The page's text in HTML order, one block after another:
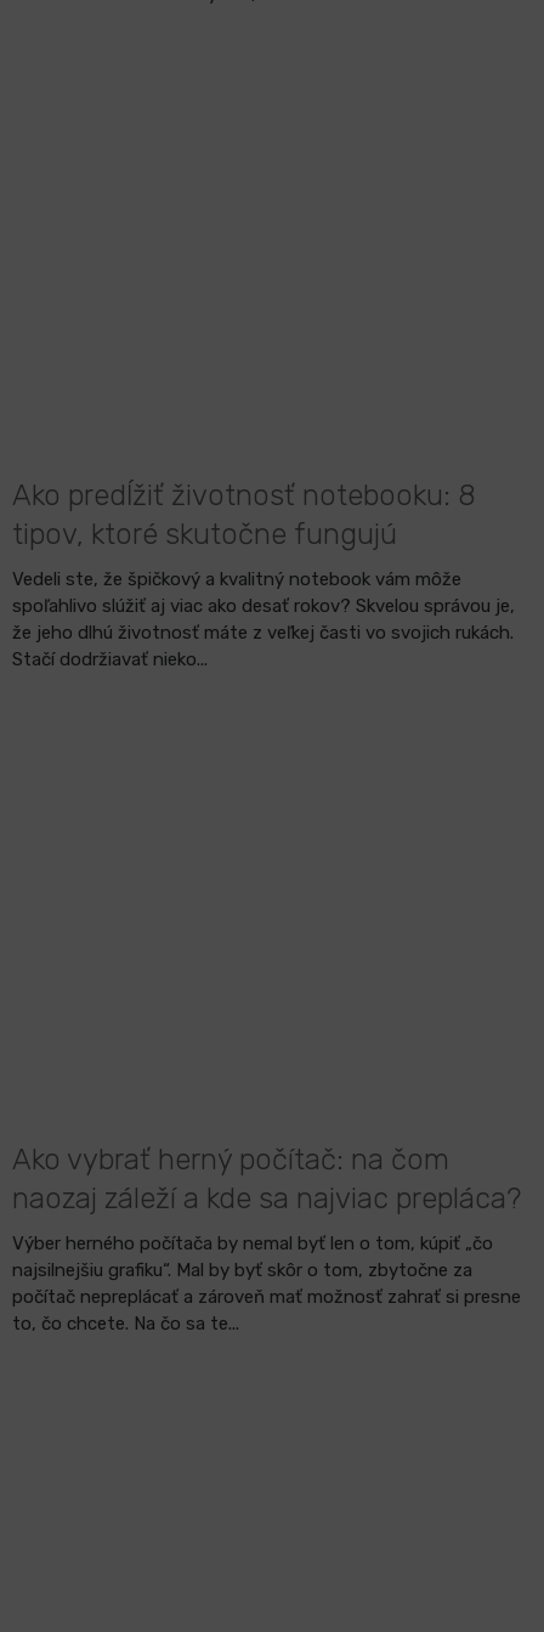
Ako predĺžiť životnosť notebooku: 8
tipov, ktoré skutočne fungujú
Vedeli ste, že špičkový a kvalitný notebook vám môže
spoľahlivo slúžiť aj viac ako desať rokov? Skvelou správou je,
že jeho dlhú životnosť máte z veľkej časti vo svojich rukách.
Stačí dodržiavať nieko...
Ako vybrať herný počítač: na čom
naozaj záleží a kde sa najviac prepláca?
Výber herného počítača by nemal byť len o tom, kúpiť „čo
najsilnejšiu grafiku“. Mal by byť skôr o tom, zbytočne za
počítač nepreplácať a zároveň mať možnosť zahrať si presne
to, čo chcete. Na čo sa te...